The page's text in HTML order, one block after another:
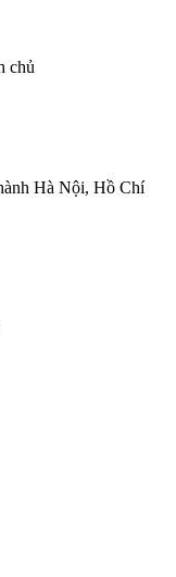
chủ
Hà Nội, Hồ Chí